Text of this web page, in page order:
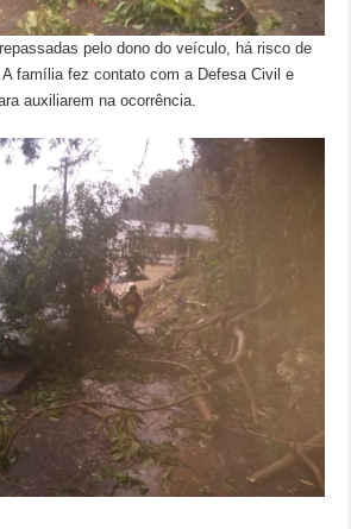
pelo dono do veículo, há risco de
família fez contato com a Defesa Civil e
auxiliarem na ocorrência.